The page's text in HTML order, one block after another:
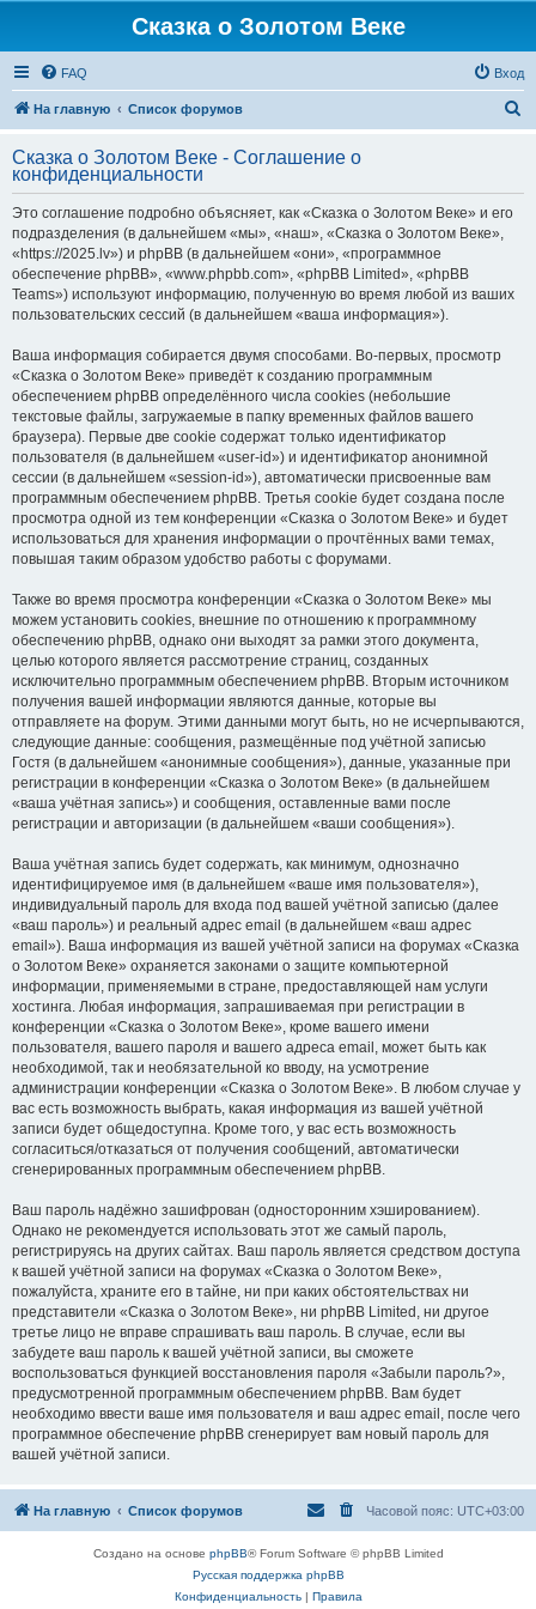
Сказка о Золотом Веке
FAQ Вход
На главную Список форумов
с
Сказка о Золотом Веке - Соглашение о
конфиденциальности
Это соглашение подробно объясняет, как «Сказка о Золотом Веке» и его
подразделения (в дальнейшем «мы», «наш», «Сказка о Золотом Веке»,
«https://2025.lv») и phpBB (в дальнейшем «они», «программное
обеспечение phpBB», «www.phpbb.com», «phpBB Limited», «phpBB
Teams») используют информацию, полученную во время любой из ваших
пользовательских сессий (в дальнейшем «ваша информация»).
Ваша информация собирается двумя способами. Во-первых, просмотр
«Сказка о Золотом Веке» приведёт к созданию программным
обеспечением phpBB определённого числа cookies (небольшие
текстовые файлы, загружаемые в папку временных файлов вашего
браузера). Первые две cookie содержат только идентификатор
пользователя (в дальнейшем «user-id») и идентификатор анонимной
сессии (в дальнейшем «session-id»), автоматически присвоенные вам
программным обеспечением phpBB. Третья cookie будет создана после
просмотра одной из тем конференции «Сказка о Золотом Веке» и будет
использоваться для хранения информации о прочтённых вами темах,
повышая таким образом удобство работы с форумами.
Также во время просмотра конференции «Сказка о Золотом Веке» мы
можем установить cookies, внешние по отношению к программному
обеспечению phpBB, однако они выходят за рамки этого документа,
целью которого является рассмотрение страниц, созданных
исключительно программным обеспечением phpBB. Вторым источником
получения вашей информации являются данные, которые вы
отправляете на форум. Этими данными могут быть, но не исчерпываются,
следующие данные: сообщения, размещённые под учётной записью
Гостя (в дальнейшем «анонимные сообщения»), данные, указанные при
регистрации в конференции «Сказка о Золотом Веке» (в дальнейшем
«ваша учётная запись») и сообщения, оставленные вами после
регистрации и авторизации (в дальнейшем «ваши сообщения»).
Ваша учётная запись будет содержать, как минимум, однозначно
идентифицируемое имя (в дальнейшем «ваше имя пользователя»),
индивидуальный пароль для входа под вашей учётной записью (далее
«ваш пароль») и реальный адрес email (в дальнейшем «ваш адрес
email»). Ваша информация из вашей учётной записи на форумах «Сказка
о Золотом Веке» охраняется законами о защите компьютерной
информации, применяемыми в стране, предоставляющей нам услуги
хостинга. Любая информация, запрашиваемая при регистрации в
конференции «Сказка о Золотом Веке», кроме вашего имени
пользователя, вашего пароля и вашего адреса email, может быть как
необходимой, так и необязательной ко вводу, на усмотрение
администрации конференции «Сказка о Золотом Веке». В любом случае у
вас есть возможность выбрать, какая информация из вашей учётной
записи будет общедоступна. Кроме того, у вас есть возможность
согласиться/отказаться от получения сообщений, автоматически
сгенерированных программным обеспечением phpBB.
Ваш пароль надёжно зашифрован (односторонним хэшированием).
Однако не рекомендуется использовать этот же самый пароль,
регистрируясь на других сайтах. Ваш пароль является средством доступа
к вашей учётной записи на форумах «Сказка о Золотом Веке»,
пожалуйста, храните его в тайне, ни при каких обстоятельствах ни
представители «Сказка о Золотом Веке», ни phpBB Limited, ни другое
третье лицо не вправе спрашивать ваш пароль. В случае, если вы
забудете ваш пароль к вашей учётной записи, вы сможете
воспользоваться функцией восстановления пароля «Забыли пароль?»,
предусмотренной программным обеспечением phpBB. Вам будет
необходимо ввести ваше имя пользователя и ваш адрес email, после чего
программное обеспечение phpBB сгенерирует вам новый пароль для
вашей учётной записи.
На главную Список форумов Часовой пояс: UTC+03:00
Создано на основе phpBB® Forum Software © phpBB Limited
Русская поддержка phpBB
Конфиденциальность| Правила